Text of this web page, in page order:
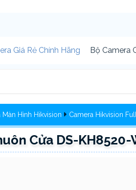
Giá Rẻ Chính Hãng Bộ Camera
Hình Hikvision Camera Hikvision
Cửa DS-KH8520-